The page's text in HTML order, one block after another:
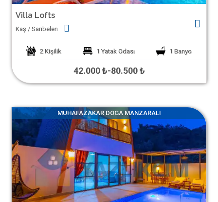
Villa Lofts
Kaş / Sarıbelen
2 Kişilik 1 Yatak Odası 1 Banyo
42.000 ₺-80.500 ₺
MUHAFAZAKAR DOGA MANZARALI